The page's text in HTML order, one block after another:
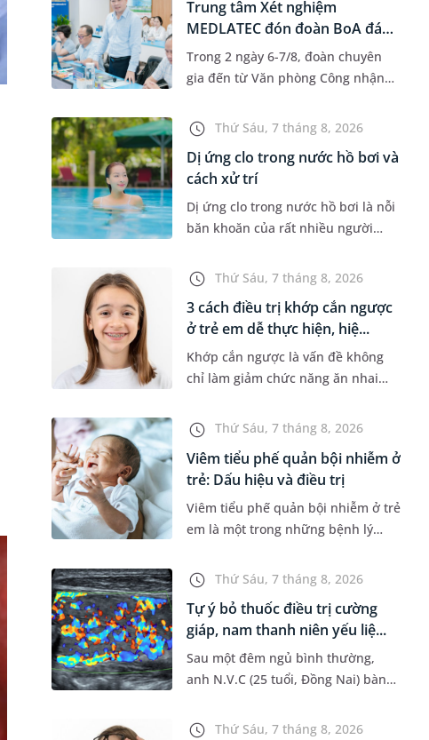
Trung tâm Xét nghiệm
MEDLATEC đón đoàn BoA đánh
giá giám...
Trong 2 ngày 6-7/8, đoàn chuyên
gia đến từ Văn phòng Công nhận
nhận và đánh giá cao nỗ lực duy trì
hệ thống quản lý chất lượ...
Thứ Sáu, 7 tháng 8, 2026
Dị ứng clo trong nước hồ bơi và
cách xử trí
Dị ứng clo trong nước hồ bơi là nỗi
băn khoăn của rất nhiều người
trường hợp thường xuyên bơi ở
những hồ bơi nhân tạo. Bài v...
Thứ Sáu, 7 tháng 8, 2026
3 cách điều trị khớp cắn ngược
ở trẻ em dễ thực hiện, hiệ...
Khớp cắn ngược là vấn đề không
chỉ làm giảm chức năng ăn nhai
đối của khuôn mặt. Do đó, cần khắc
phục sớm tình trạng này để...
Thứ Sáu, 7 tháng 8, 2026
Viêm tiểu phế quản bội nhiễm ở
trẻ: Dấu hiệu và điều trị
Viêm tiểu phế quản bội nhiễm ở trẻ
em là một trong những bệnh lý
bùng phát vào thời điểm giao mùa.
Khi những tổn thương ban đầ...
Thứ Sáu, 7 tháng 8, 2026
Tự ý bỏ thuốc điều trị cường
giáp, nam thanh niên yếu liệ...
Sau một đêm ngủ bình thường,
anh N.V.C (25 tuổi, Đồng Nai) bàng
không thể vận động đi lại được. Kết
Thứ Sáu, 7 tháng 8, 2026